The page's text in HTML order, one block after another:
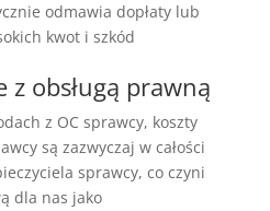
odmawia dopłaty lub
kwot i szkód
z obsługą prawną
z OC sprawcy, koszty
są zazwyczaj w całości
sprawcy, co czyni
dla nas jako